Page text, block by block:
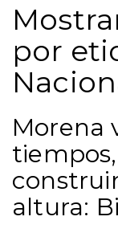
por
Morena
altura: